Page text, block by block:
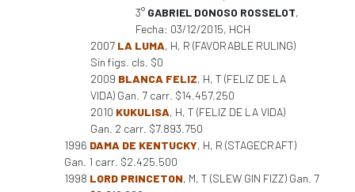
3° GABRIEL DONOSO ROSSELOT,
Fecha: 03/12/2015, HCH
2007 LA LUMA, H, R (FAVORABLE RULING)
Sin figs. cls. $0
2009 BLANCA FELIZ, H, T (FELIZ DE LA
VIDA) Gan. 7 carr. $14.457.250
2010 KUKULISA, H, T (FELIZ DE LA VIDA)
Gan. 2 carr. $7.893.750
1996 DAMA DE KENTUCKY, H, R (STAGECRAFT)
Gan. 1 carr. $2.425.500
1998 LORD PRINCETON, M, T (SLEW GIN FIZZ) Gan. 7